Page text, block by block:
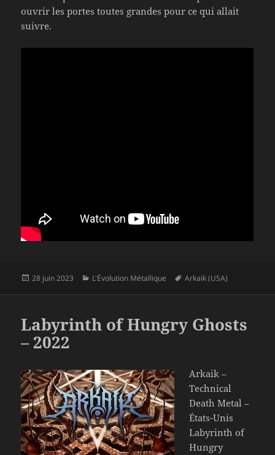
ouvrir les portes toutes grandes pour ce qui allait
suivre.
Publié
28 juin 2023 Catégories
L'Évolution Métallique
Mots-
Arkaik (USA)
Labyrinth of Hungry Ghosts
– 2022
Arkaik –
Technical
Death Metal –
États-Unis
Labyrinth of
Hungry